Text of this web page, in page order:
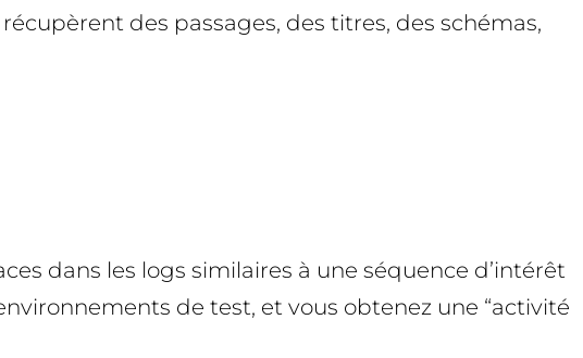
des passages, des titres, des schémas,
dans les logs similaires à une séquence d’intérêt
de test, et vous obtenez une “activité